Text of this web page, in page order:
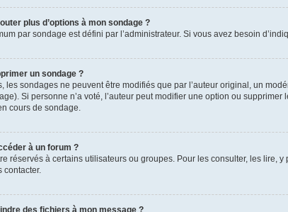
plus d’options à mon sondage ?
par sondage est défini par l’administrateur. Si vous avez besoin
un sondage ?
les sondages ne peuvent être modifiés que par l’auteur original, un
Si personne n’a voté, l’auteur peut modifier une option ou
cours de sondage.
à un forum ?
réservés à certains utilisateurs ou groupes. Pour les consulter, les
contacter.
des fichiers à mon message ?